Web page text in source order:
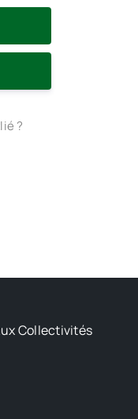
?
Collectivités